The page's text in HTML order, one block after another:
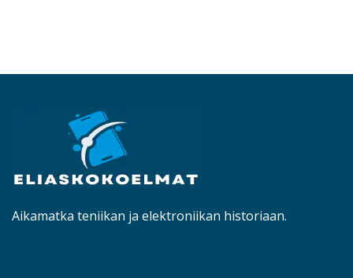
Aikamatka teniikan ja elektroniikan historiaan.